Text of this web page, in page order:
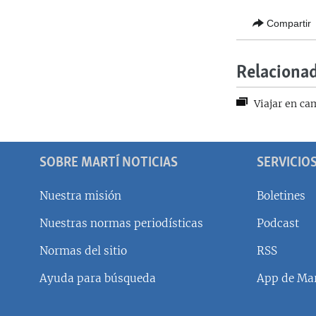
Compartir
Viajar en
SOBRE MARTÍ NOTICIAS
Nuestra misión
Nuestras normas periodísticas
Normas del sitio
Ayuda para búsqueda
Boletines
Podcast
RSS
App de